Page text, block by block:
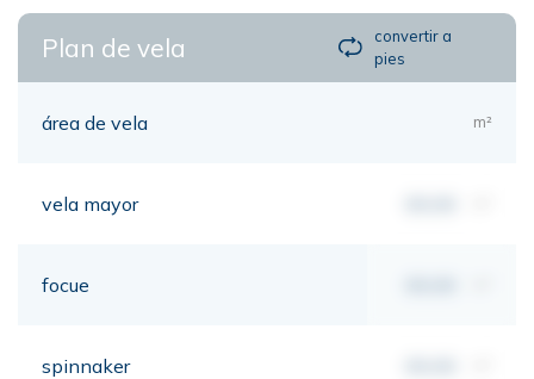
Plan de vela
convertir a
pies
área de vela m²
vela mayor
focue
spinnaker